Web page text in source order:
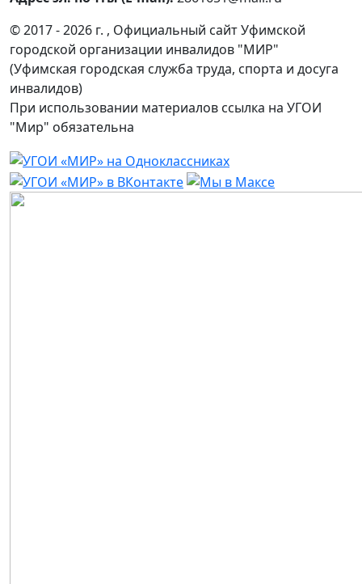
© 2017 - 2026 г. , Официальный сайт Уфимской
городской организации инвалидов "МИР"
(Уфимская городская служба труда, спорта и досуга
инвалидов)
При использовании материалов ссылка на УГОИ
"Мир" обязательна